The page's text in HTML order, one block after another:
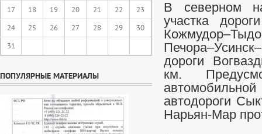
17
18 19 20 21 22
23
24
25 26 27 28 29
30
31
ПОПУЛЯРНЫЕ МАТЕРИАЛЫ
В северном
участка
дороги
км.
автодороги
Нарьян-Мар